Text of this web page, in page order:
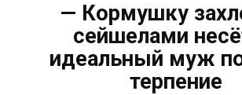
— Кормушку
сейшелами
идеальный муж
терпение